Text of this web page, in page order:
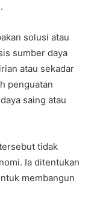
solusi atau
sumber daya
atau sekadar
penguatan
saing atau
tidak
Ia ditentukan
membangun